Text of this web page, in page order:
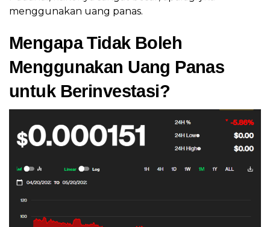
menggunakan uang panas.
Mengapa Tidak Boleh
Menggunakan Uang Panas
untuk Berinvestasi?